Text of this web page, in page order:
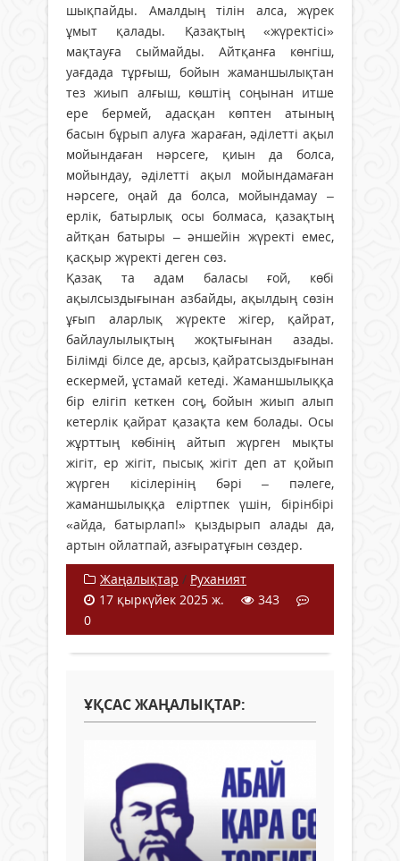
шықпайды. Амалдың тілін алса, жүрек
ұмыт қалады. Қазақтың «жүректісі»
мақтауға сыймайды. Айтқанға көнгіш,
уағдада тұрғыш, бойын жаманшылықтан
тез жиып алғыш, көштің соңынан итше
ере бермей, адасқан көптен атының
басын бұрып алуға жараған, әділетті ақыл
мойындаған нәрсеге, қиын да болса,
мойындау, әділетті ақыл мойындамаған
нәрсеге, оңай да болса, мойындамау –
ерлік, батырлық осы болмаса, қазақтың
айтқан батыры – әншейін жүректі емес,
қасқыр жүректі деген сөз.
Қазақ та адам баласы ғой, көбі
ақылсыздығынан азбайды, ақылдың сөзін
ұғып аларлық жүректе жігер, қайрат,
байлаулылықтың жоқтығынан азады.
Білімді білсе де, арсыз, қайратсыздығынан
ескермей, ұстамай кетеді. Жаманшылыққа
бір елігіп кеткен соң, бойын жиып алып
кетерлік қайрат қазақта кем болады. Осы
жұрттың көбінің айтып жүрген мықты
жігіт, ер жігіт, пысық жігіт деп ат қойып
жүрген кісілерінің бәрі – пәлеге,
жаманшылыққа еліртпек үшін, бірінбірі
«айда, батырлап!» қыздырып алады да,
артын ойлатпай, азғыратұғын сөздер.
Жаңалықтар / Руханият
17 қыркүйек 2025 ж.
343
0
ҰҚСАС ЖАҢАЛЫҚТАР: